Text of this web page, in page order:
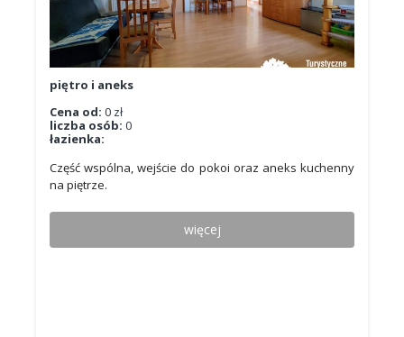
piętro i aneks
Cena od: 0 zł
liczba osób: 0
łazienka:
Część wspólna, wejście do pokoi oraz aneks kuchenny
na piętrze.
więcej